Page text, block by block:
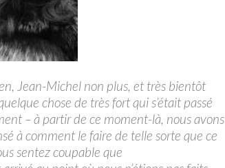
Jean-Michel non plus, et très bientôt
chose de très fort qui s’était passé
– à partir de ce moment-là, nous avons
à comment le faire de telle sorte que ce
sentez coupable que